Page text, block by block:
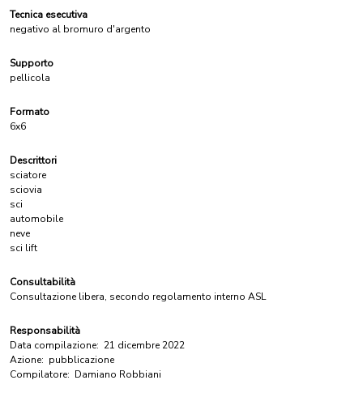
Tecnica esecutiva
negativo al bromuro d'argento
Supporto
pellicola
Formato
6x6
Descrittori
sciatore
sciovia
sci
automobile
neve
sci lift
Consultabilità
Consultazione libera, secondo regolamento interno ASL
Responsabilità
Data compilazione: 21 dicembre 2022
Azione: pubblicazione
Compilatore: Damiano Robbiani